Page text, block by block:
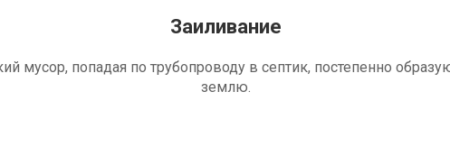
Заиливание
мусор, попадая по трубопроводу в септик, постепенно
землю.